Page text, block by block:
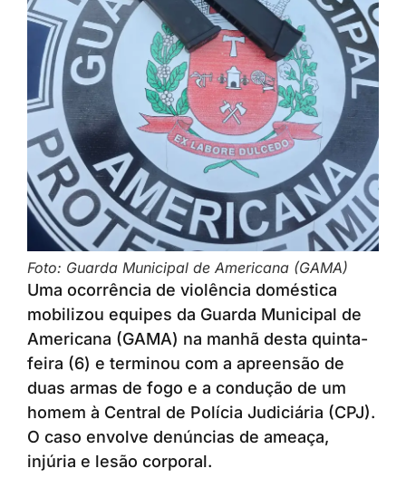
Foto: Guarda Municipal de Americana (GAMA)
Uma ocorrência de violência doméstica
mobilizou equipes da Guarda Municipal de
Americana (GAMA) na manhã desta quinta-
feira (6) e terminou com a apreensão de
duas armas de fogo e a condução de um
homem à Central de Polícia Judiciária (CPJ).
O caso envolve denúncias de ameaça,
injúria e lesão corporal.